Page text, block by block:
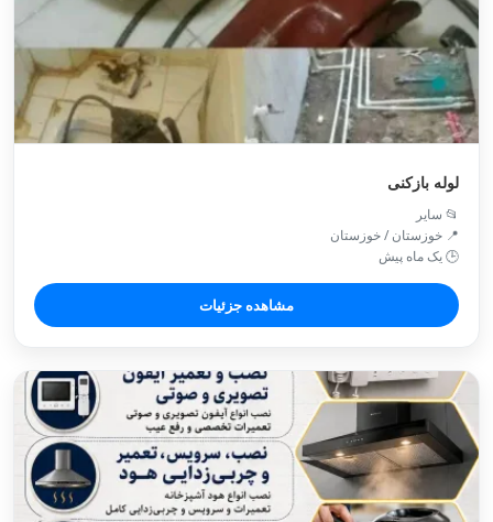
لوله بازکنی
📂 سایر
📍 خوزستان / خوزستان
🕒 یک ماه پیش
مشاهده جزئیات